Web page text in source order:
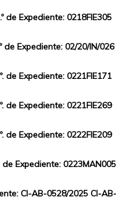
de Expediente: 0218FIE305
de Expediente: 02/20/IN/026
de Expediente: 0221FIE171
de Expediente: 0221FIE269
de Expediente: 0222FIE209
de Expediente: 0223MAN005
CI-AB-0528/2025 CI-